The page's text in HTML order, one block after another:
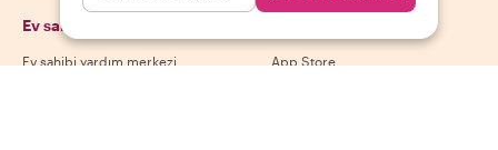
Ev sahipleri
Ev sahibi yardım merkezi
App Store